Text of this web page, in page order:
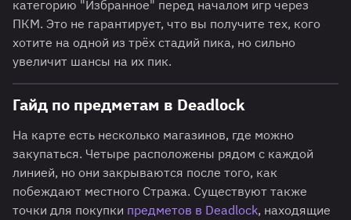
категорию "Избранное" перед началом игр через
ПКМ. Это не гарантирует, что вы получите тех, кого
хотите на одной из трёх стадий пика, но сильно
увеличит шансы на их пик.
Гайд по предметам в Deadlock
На карте есть несколько магазинов, где можно
закупаться. Четыре расположены рядом с каждой
линией, но они закрываются после того, как
побеждают местного Стража. Существуют также
точки для покупки предметов в Deadlock, находящие